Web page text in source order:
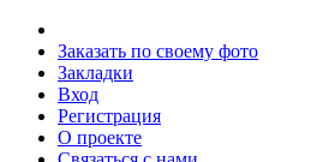
Заказать по своему фото
Закладки
Вход
Регистрация
О проекте